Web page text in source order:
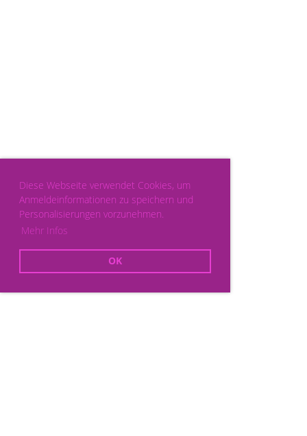
Diese Webseite verwendet Cookies, um
Anmeldeinformationen zu speichern und
Personalisierungen vorzunehmen.
Mehr Infos
OK